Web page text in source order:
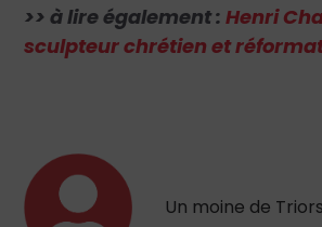
>> à lire également :Henri
sculpteur chrétien et
Un moine de Triors